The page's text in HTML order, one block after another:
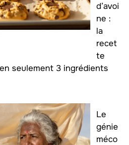
d’avoi
ne :
la
recet
te
seulement 3 ingrédients
Le
génie
méco